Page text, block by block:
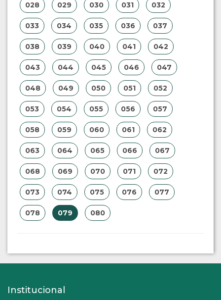
028 029 030 031 032
033 034 035 036 037
038 039 040 041 042
043 044 045 046 047
048 049 050 051 052
053 054 055 056 057
058 059 060 061 062
063 064 065 066 067
068 069 070 071 072
073 074 075 076 077
078 079 080
Institucional